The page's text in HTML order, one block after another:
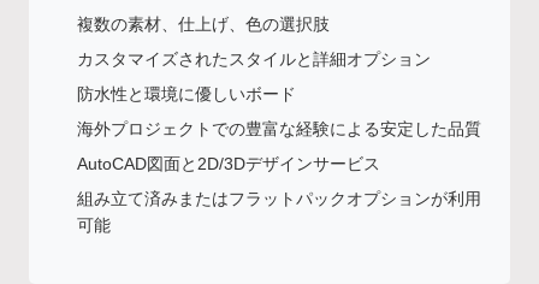
複数の素材、仕上げ、色の選択肢
カスタマイズされたスタイルと詳細オプション
防水性と環境に優しいボード
海外プロジェクトでの豊富な経験による安定した品質
AutoCAD図面と2D/3Dデザインサービス
組み立て済みまたはフラットパックオプションが利用
可能